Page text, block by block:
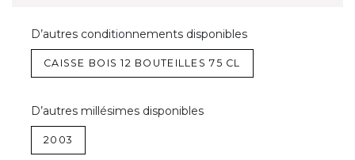
D’autres conditionnements disponibles
CAISSE BOIS 12 BOUTEILLES 75 CL
D’autres millésimes disponibles
2003